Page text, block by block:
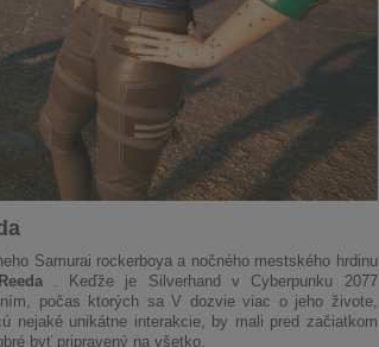
Samurai rockerboya a nočného mestského hrdinu
. Keďže je Silverhand v Cyberpunku 2077
počas ktorých sa V dozvie viac o jeho živote,
nejaké unikátne interakcie, by mali pred začiatkom
byť pripravený na všetko.